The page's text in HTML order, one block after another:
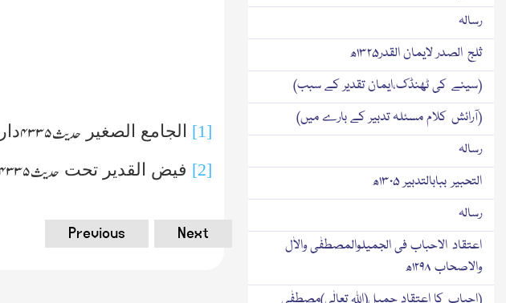
[1] الجامع الصغیر حدیث۴۳۳۵
[2] فیض القدیر تحت حدیث۴۳۳۵
Previous Next
رسالہ
ثلج الصدر لایمان القدر۱۳۲۵ھ
(سینے کی ٹھنڈک،ایمان تقدیر کے سبب)
(آرائش کلام مسئلہ تدبیر کے بارے میں)
رسالہ
التحبیر ببابالتدبیر ۱۳۰۵ھ
رسالہ
اعتقاد الاحباب فی الجمیلوالمصطفٰی والاٰل
والاصحاب ۱۲۹۸ھ